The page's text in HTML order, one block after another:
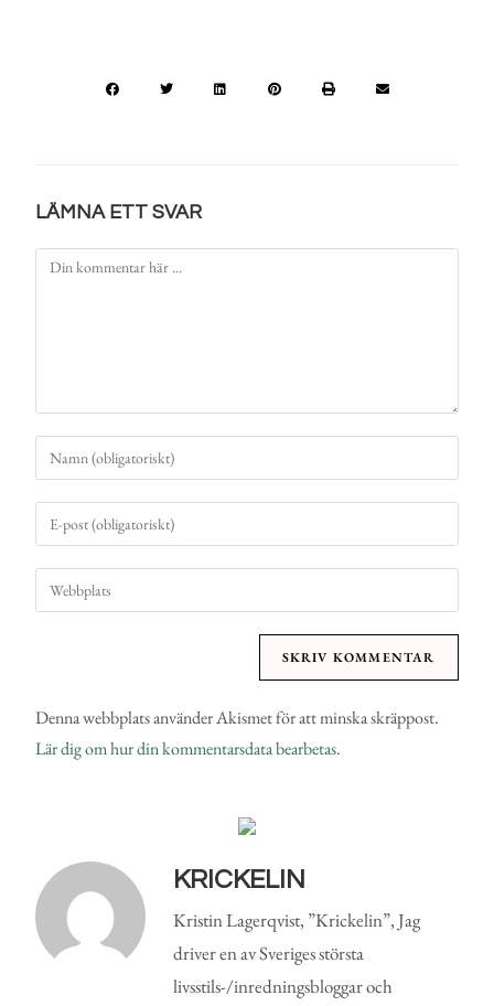
LÄMNA ETT SVAR
Denna webbplats använder Akismet för att minska skräppost.
Lär dig om hur din kommentarsdata bearbetas.
KRICKELIN
Kristin Lagerqvist, ”Krickelin”, Jag
driver en av Sveriges största
livsstils-/inredningsbloggar och